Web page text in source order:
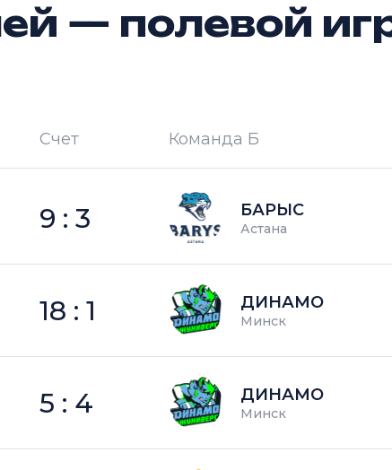
— полевой
Счет Команда Б
9 : 3 БАРЫС
Астана
18 : 1 ДИНАМО
Минск
5 : 4 ДИНАМО
Минск